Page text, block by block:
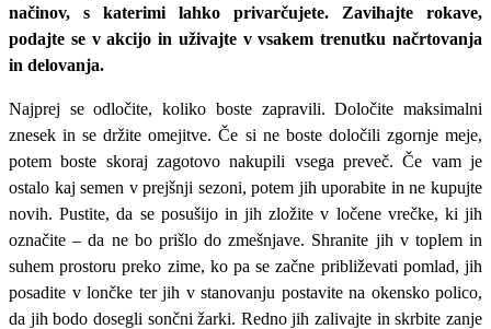
načinov, s katerimi lahko privarčujete. Zavihajte rokave,
podajte se v akcijo in uživajte v vsakem trenutku načrtovanja
in delovanja.
Najprej se odločite, koliko boste zapravili. Določite maksimalni
znesek in se držite omejitve. Če si ne boste določili zgornje meje,
potem boste skoraj zagotovo nakupili vsega preveč. Če vam je
ostalo kaj semen v prejšnji sezoni, potem jih uporabite in ne kupujte
novih. Pustite, da se posušijo in jih zložite v ločene vrečke, ki jih
označite – da ne bo prišlo do zmešnjave. Shranite jih v toplem in
suhem prostoru preko zime, ko pa se začne približevati pomlad, jih
posadite v lončke ter jih v stanovanju postavite na okensko polico,
da jih bodo dosegli sončni žarki. Redno jih zalivajte in skrbite zanje